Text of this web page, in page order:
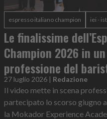
espresso italiano champion iei -
Le finalissime
Champion 2026 in
professione del
27 luglio 2026 | Redazione
Il video mette in scena
partecipato lo scorso giugno
la Mokador Experience